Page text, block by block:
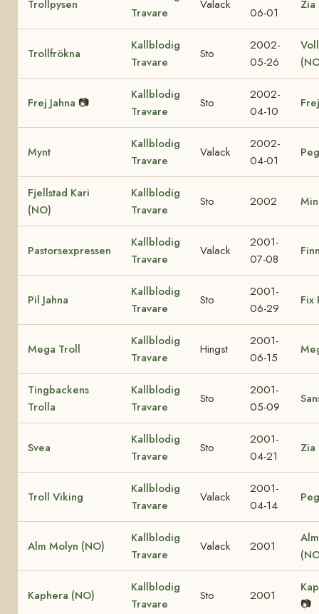
Trollpysen
Travare
Valack
06-01
Zia
Trollfrökna
Kallblodig
Travare
Sto
2002-
05-26
Frej Jahna 📷
Kallblodig
Travare
Sto
2002-
04-10
Mynt
Kallblodig
Travare
Valack
2002-
04-01
Fjellstad Kari
(NO)
Kallblodig
Travare
Sto 2002
Pastorsexpressen
Kallblodig
Travare
Valack
2001-
07-08
Pil Jahna
Kallblodig
Travare
Sto
2001-
06-29
Fix
Mega Troll
Kallblodig
Travare
Hingst
2001-
06-15
Tingbackens
Trolla
Kallblodig
Travare
Sto
2001-
05-09
Svea
Kallblodig
Travare
Sto
2001-
04-21
Zia
Troll Viking
Kallblodig
Travare
Valack
2001-
04-14
Alm Molyn (NO)
Kallblodig
Travare
Valack 2001
Kaphera (NO)
Kallblodig
Travare
Sto 2001
📷